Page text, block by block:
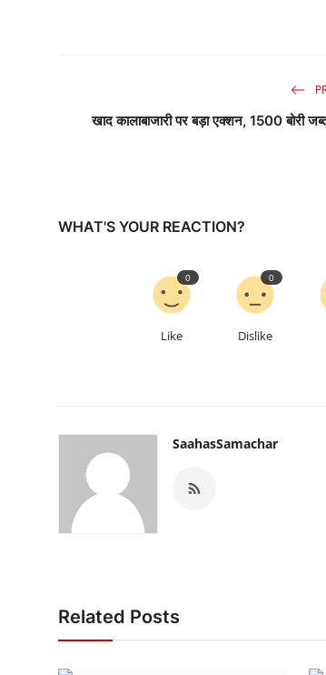
खाद कालाबाजारी पर बड़ा एक्शन, 1500 बोरी
WHAT'S YOUR REACTION?
Like
0
Dislike
0
SaahasSamachar
Related Posts